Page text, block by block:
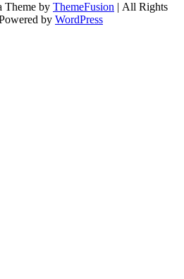
Theme by ThemeFusion | All Rights
by WordPress